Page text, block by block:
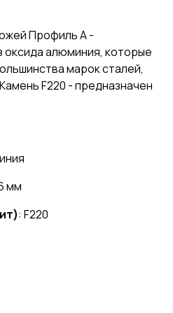
Профиль А -
оксида алюминия, которые
марок сталей,
F220 - предназначен
мм
: F220